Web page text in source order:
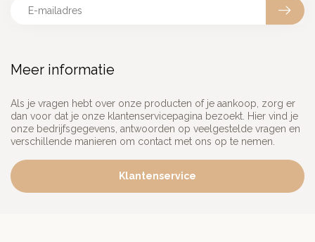
Meer informatie
Als je vragen hebt over onze producten of je aankoop, zorg er
dan voor dat je onze klantenservicepagina bezoekt. Hier vind je
onze bedrijfsgegevens, antwoorden op veelgestelde vragen en
verschillende manieren om contact met ons op te nemen.
Klantenservice